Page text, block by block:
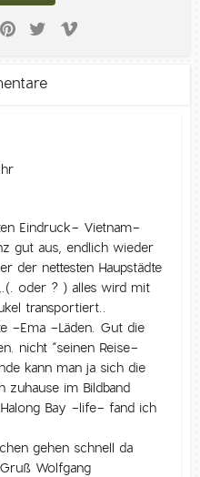
Eindruck- Vietnam-
gut aus, endlich wieder
der nettesten Haupstädte
oder ? ) alles wird mit
transportiert..
-Ema -Läden. Gut die
nicht “seinen Reise-
kann man ja sich die
zuhause im Bildband
Bay -life- fand ich
gehen schnell da
Wolfgang